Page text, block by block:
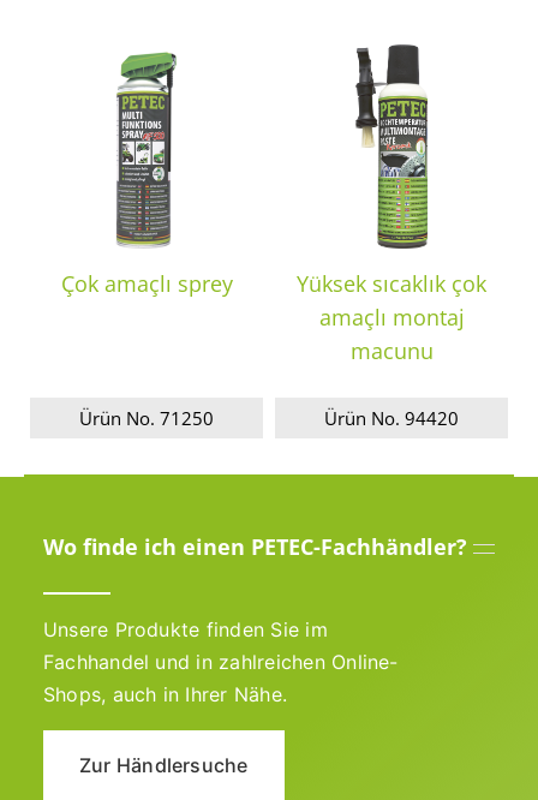
Çok amaçlı sprey
Ürün No. 71250
Yüksek sıcaklık çok
amaçlı montaj
macunu
Ürün No. 94420
Wo finde ich einen PETEC-Fachhändler?
Unsere Produkte finden Sie im
Fachhandel und in zahlreichen Online-
Shops, auch in Ihrer Nähe.
Zur Händlersuche